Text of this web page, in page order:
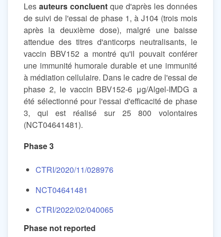
Les auteurs concluent que d'après les données
de suivi de l'essai de phase 1, à J104 (trois mois
après la deuxième dose), malgré une baisse
attendue des titres d'anticorps neutralisants, le
vaccin BBV152 a montré qu'il pouvait conférer
une immunité humorale durable et une immunité
à médiation cellulaire. Dans le cadre de l'essai de
phase 2, le vaccin BBV152-6 μg/Algel-IMDG a
été sélectionné pour l'essai d'efficacité de phase
3, qui est réalisé sur 25 800 volontaires
(NCT04641481).
Phase 3
CTRI/2020/11/028976
NCT04641481
CTRI/2022/02/040065
Phase not reported